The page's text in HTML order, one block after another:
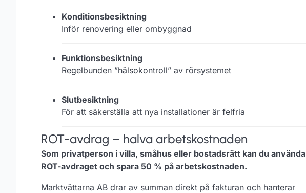
Konditionsbesiktning
Inför renovering eller ombyggnad
Funktionsbesiktning
Regelbunden ”hälsokontroll” av rörsystemet
Slutbesiktning
För att säkerställa att nya installationer är felfria
ROT-avdrag – halva arbetskostnaden
Som privatperson i villa, småhus eller bostadsrätt kan du använda
ROT-avdraget och spara 50 % på arbetskostnaden.
Marktvättarna AB drar av summan direkt på fakturan och hanterar